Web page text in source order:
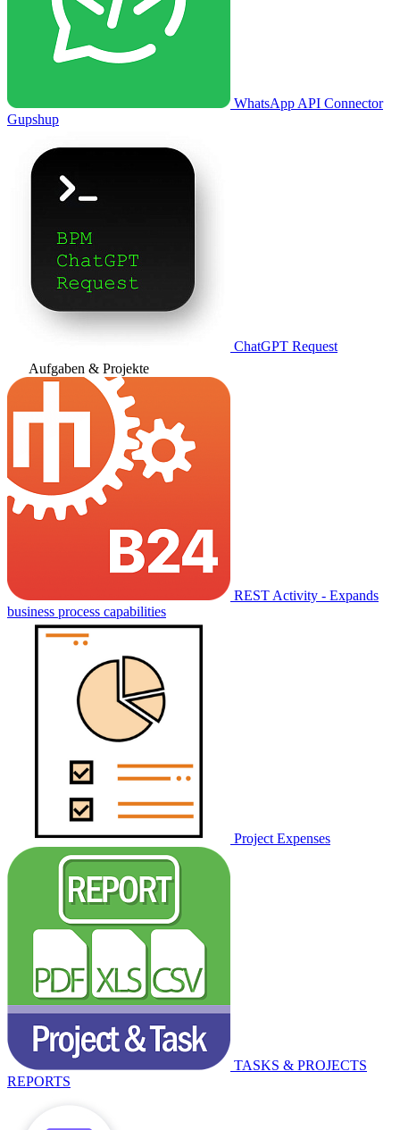
WhatsApp API Connector
Gupshup
ChatGPT Request
Aufgaben & Projekte
REST Activity - Expands
business process capabilities
Project Expenses
TASKS & PROJECTS
REPORTS